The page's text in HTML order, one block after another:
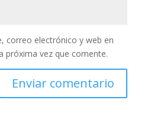
correo electrónico y web en
próxima vez que comente.